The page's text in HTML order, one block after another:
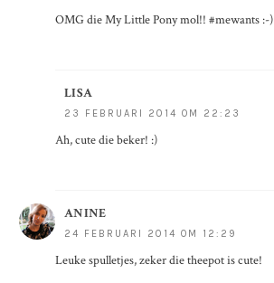
OMG die My Little Pony mol!! #mewants :-)
LISA
23 FEBRUARI 2014 OM 22:23
Ah, cute die beker! :)
ANINE
24 FEBRUARI 2014 OM 12:29
Leuke spulletjes, zeker die theepot is cute!